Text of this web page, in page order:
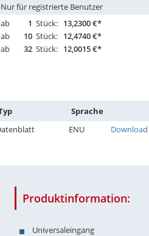
Nur für registrierte Benutzer
ab 1 Stück: 13,2300 €*
ab
10 Stück: 12,4740 €*
ab
32 Stück: 12,0015 €*
Sprache
ENU Download
Produktinformation:
Universaleingang